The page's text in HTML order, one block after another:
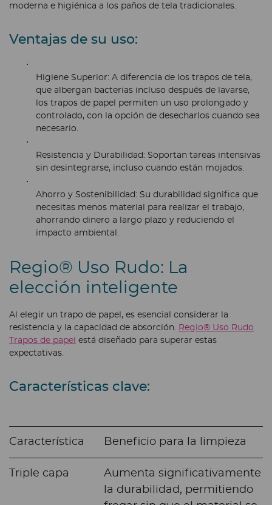
moderna e higiénica a los paños de tela tradicionales.
Ventajas de su uso:
Higiene Superior: A diferencia de los trapos de tela,
que albergan bacterias incluso después de lavarse,
los trapos de papel permiten un uso prolongado y
controlado, con la opción de desecharlos cuando sea
necesario.
Resistencia y Durabilidad: Soportan tareas intensivas
sin desintegrarse, incluso cuando están mojados.
Ahorro y Sostenibilidad: Su durabilidad significa que
necesitas menos material para realizar el trabajo,
ahorrando dinero a largo plazo y reduciendo el
impacto ambiental.
Regio® Uso Rudo: La
elección inteligente
Al elegir un trapo de papel, es esencial considerar la
resistencia y la capacidad de absorción.
Regio® Uso Rudo
Trapos de papel está diseñado para superar estas
expectativas.
Características clave:
Característica Beneficio para la limpieza
Triple capa
Aumenta significativamente
la durabilidad, permitiendo